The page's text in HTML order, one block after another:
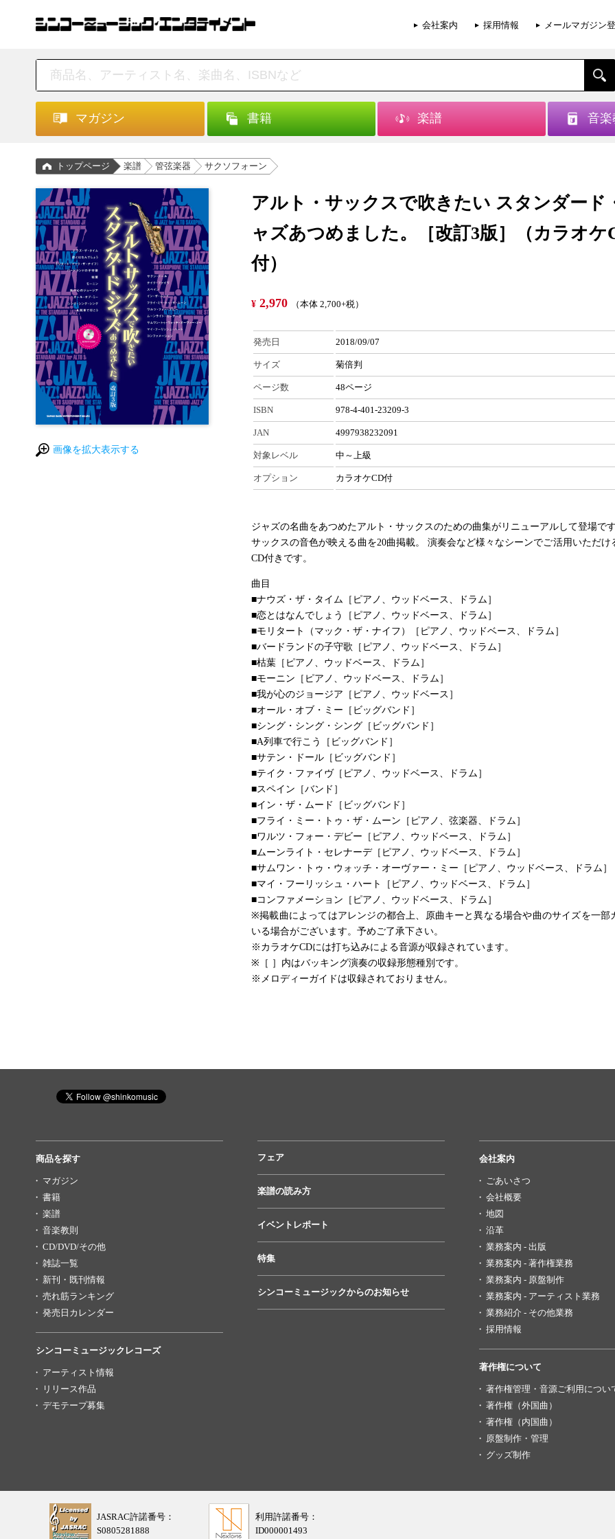
会社案内 採用情報 メールマガジン
マガジン 書籍 楽譜 音楽
トップページ 楽譜 管弦楽器 サクソフォーン
画像を拡大表示する
アルト・サックスで吹きたい スタンダード
ャズあつめました。［改訂3版］（カラオケ
付）
¥ 2,970 （本体 2,700+税）
発売日 2018/09/07
サイズ 菊倍判
ページ数 48ページ
ISBN 978-4-401-23209-3
JAN 4997938232091
対象レベル 中～上級
オプション カラオケCD付
ジャズの名曲をあつめたアルト・サックスのための曲集がリニューアルして登場です
サックスの音色が映える曲を20曲掲載。 演奏会など様々なシーンでご活用いただけ
CD付きです。
曲目
■ナウズ・ザ・タイム［ピアノ、ウッドベース、ドラム］
■恋とはなんでしょう［ピアノ、ウッドベース、ドラム］
■モリタート（マック・ザ・ナイフ）［ピアノ、ウッドベース、ドラム］
■バードランドの子守歌［ピアノ、ウッドベース、ドラム］
■枯葉［ピアノ、ウッドベース、ドラム］
■モーニン［ピアノ、ウッドベース、ドラム］
■我が心のジョージア［ピアノ、ウッドベース］
■オール・オブ・ミー［ビッグバンド］
■シング・シング・シング［ビッグバンド］
■A列車で行こう［ビッグバンド］
■サテン・ドール［ビッグバンド］
■テイク・ファイヴ［ピアノ、ウッドベース、ドラム］
■スペイン［バンド］
■イン・ザ・ムード［ビッグバンド］
■フライ・ミー・トゥ・ザ・ムーン［ピアノ、弦楽器、ドラム］
■ワルツ・フォー・デビー［ピアノ、ウッドベース、ドラム］
■ムーンライト・セレナーデ［ピアノ、ウッドベース、ドラム］
■サムワン・トゥ・ウォッチ・オーヴァー・ミー［ピアノ、ウッドベース、ドラム］
■マイ・フーリッシュ・ハート［ピアノ、ウッドベース、ドラム］
■コンファメーション［ピアノ、ウッドベース、ドラム］
※掲載曲によってはアレンジの都合上、原曲キーと異なる場合や曲のサイズを一部
いる場合がございます。予めご了承下さい。
※カラオケCDには打ち込みによる音源が収録されています。
※［ ］内はバッキング演奏の収録形態種別です。
※メロディーガイドは収録されておりません。
商品を探す
マガジン
書籍
楽譜
音楽教則
CD/DVD/その他
雑誌一覧
新刊・既刊情報
売れ筋ランキング
発売日カレンダー
シンコーミュージックレコーズ
アーティスト情報
リリース作品
デモテープ募集
フェア
楽譜の読み方
イベントレポート
特集
シンコーミュージックからのお知らせ
会社案内
ごあいさつ
会社概要
地図
沿革
業務案内 - 出版
業務案内 - 著作権業務
業務案内 - 原盤制作
業務案内 - アーティスト業務
業務紹介 - その他業務
採用情報
著作権について
著作権管理・音源ご利用につい
著作権（外国曲）
著作権（内国曲）
原盤制作・管理
グッズ制作
JASRAC許諾番号：
S0805281888
利用許諾番号：
ID000001493